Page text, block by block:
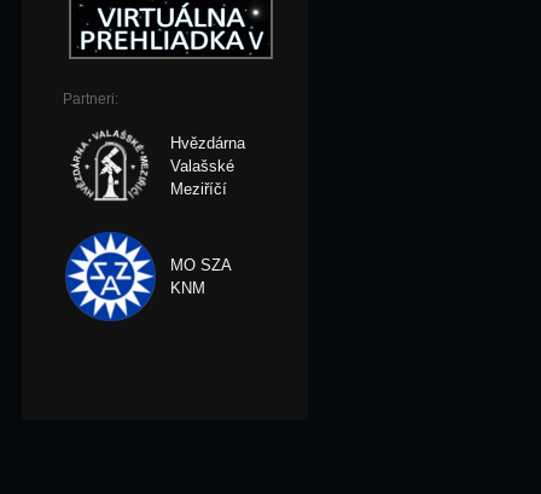
Partneri:
Hvězdárna
Valašské
Meziříčí
MO SZA
KNM